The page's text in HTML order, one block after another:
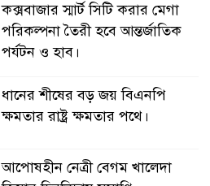
কক্সবাজার স্মার্ট সিটি করার মেগা
পরিকল্পনা তৈরী হবে আন্তর্জাতিক
পর্যটন ও হাব।
ধানের শীষের বড় জয় বিএনপি
ক্ষমতার রাষ্ট্র ক্ষমতার পথে।
আপোষহীন নেত্রী বেগম খালেদা